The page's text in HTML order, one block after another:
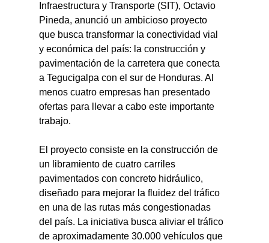
Infraestructura y Transporte (SIT), Octavio
Pineda, anunció un ambicioso proyecto
que busca transformar la conectividad vial
y económica del país: la construcción y
pavimentación de la carretera que conecta
a Tegucigalpa con el sur de Honduras. Al
menos cuatro empresas han presentado
ofertas para llevar a cabo este importante
trabajo.
El proyecto consiste en la construcción de
un libramiento de cuatro carriles
pavimentados con concreto hidráulico,
diseñado para mejorar la fluidez del tráfico
en una de las rutas más congestionadas
del país. La iniciativa busca aliviar el tráfico
de aproximadamente 30.000 vehículos que